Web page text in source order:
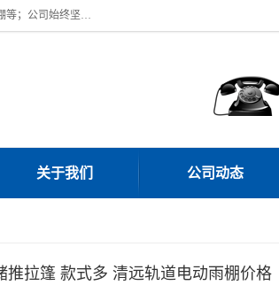
广东鼎新钢结构工程有限公司是一家制作大型电动雨棚厂家;主营：电动推拉雨棚、厂房过道雨棚、电动伸缩雨棚、停车棚、移动雨棚等；公司始终坚持结构创新,品质优越,美观形象,且售后服务好。公司充分吸纳当今休闲用品的前端技术和风格,为您带来质价相宜,时尚典雅的各种户外用品,
关于我们 公司动态
推拉篷 款式多 清远轨道电动雨棚价格